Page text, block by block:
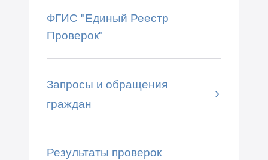
ФГИС "Единый Реестр
Проверок"
Запросы и обращения
граждан
Результаты проверок